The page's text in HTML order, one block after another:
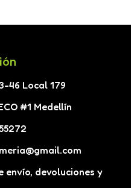
46 Local 179
#1 Medellín
envío, devoluciones y